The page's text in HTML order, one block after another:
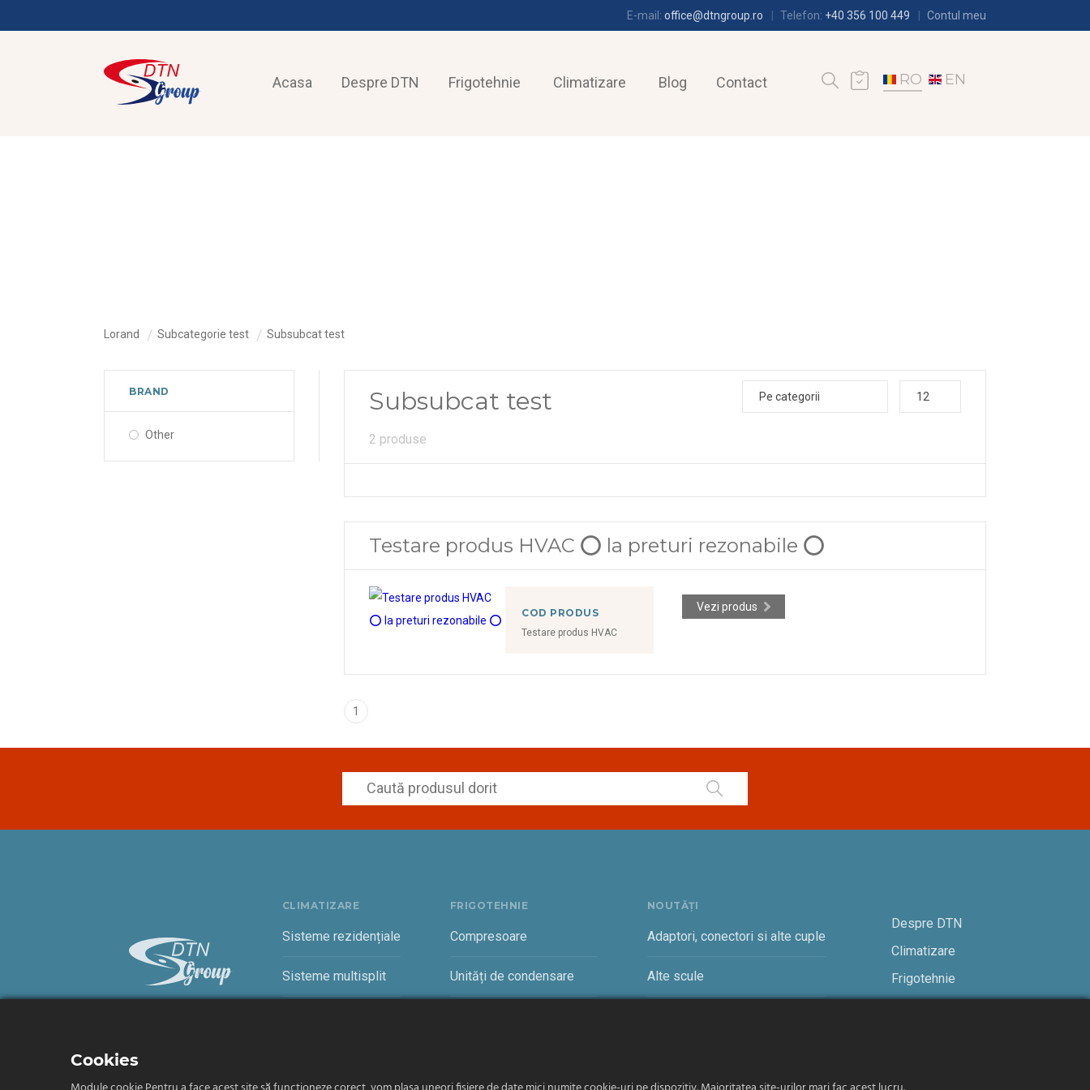
E-mail: office@dtngroup.ro Telefon: +40 356 100 449 Contul meu
Acasa Despre DTN Frigotehnie Climatizare Blog Contact RO EN
Lorand Subcategorie test Subsubcat test
BRAND
Other
Subsubcat test
2 produse
Pe categorii 12
Testare produs HVAC ⭕ la preturi rezonabile ⭕
COD PRODUS
Testare produs HVAC
Vezi produs
1
CLIMATIZARE
Sisteme rezidențiale
Sisteme multisplit
FRIGOTEHNIE
Compresoare
Unități de condensare
NOUTĂȚI
Adaptori, conectori si alte cuple
Alte scule
Despre DTN
Climatizare
Frigotehnie
Cookies